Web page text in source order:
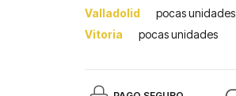
Valladolid
pocas unidades
Vitoria
pocas unidades